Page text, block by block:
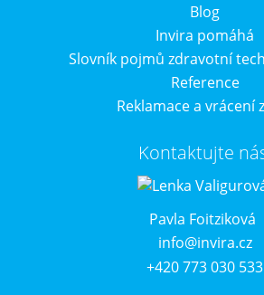
Blog
Invira pomáhá
Slovník pojmů zdravotní
Reference
Reklamace a vrácení
Kontaktujte
Pavla Foitziková
info@invira.cz
+420 773 030 533